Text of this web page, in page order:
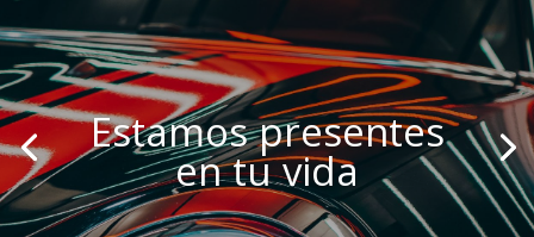
Estamos presentes
en tu vida